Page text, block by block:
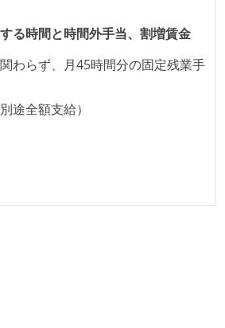
る時間と時間外手当、割増賃金
わらず、月45時間分の固定残業手
途全額支給）